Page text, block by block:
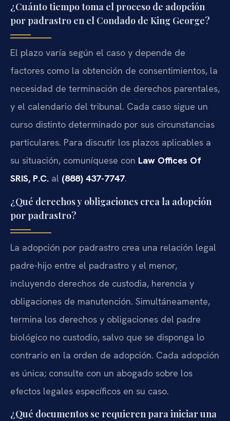
¿Cuánto tiempo toma el proceso de adopción
por padrastro en el Condado de King George?
El plazo varía según el caso y depende de
factores como la obtención de consentimientos, la
necesidad de terminación de derechos parentales,
y el calendario del tribunal. Cada caso sigue un
curso distinto determinado por sus circunstancias
particulares. Para discutir los plazos aplicables a
su situación, comuníquese con Law Offices Of
SRIS, P.C. al (888) 437-7747.
¿Qué derechos y obligaciones crea la adopción
por padrastro?
La adopción por padrastro crea una relación legal
padre-hijo entre el padrastro y el menor,
incluyendo derechos de custodia, herencia y
obligaciones de manutención. Simultáneamente,
termina los derechos y obligaciones del padre
biológico no custodio, salvo que se disponga lo
contrario en la orden de adopción. Cada adopción
es única; consulte con un abogado sobre los
efectos legales específicos en su caso.
¿Qué documentos se requieren para iniciar una